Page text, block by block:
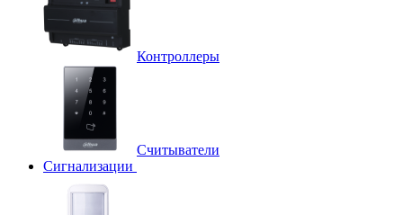
Контроллеры
Считыватели
Сигнализации